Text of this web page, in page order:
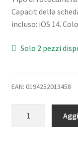
Capacit della
incluso: iOS 14.
Solo 2 pezzi
EAN: 0194252013458